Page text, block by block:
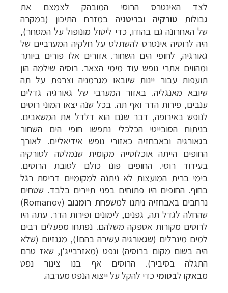
לצד
האינטרס הרוסי המובהק לצמצם את
גבולות טורקיה ובריטניה במזרח התיכון (במקרה
של האחרונה גם בהודו, כדי ליטול מונופול על המסחר),
היה לרוסיה אינטרס להשתלט על חלקיה המערביים של
גאורגיה, לחופי הים השחור. אזורים אלו פורים ביותר
ומהווים אתרי נופש עוד מימי הצאר. רוסיה שילמה הון
תועפות עבור יינות שיובאו מגרמניה וצרפת על תה
שיובא מאנגליה. באזור המערבי של גאורגיה גדלים
ענבים, פירות הדר ואף תה. בכל שנה יצאו המוני רוסים
לנופש באירופה, דבר שגם הוא דלדל את המשאבים.
בניתוח הסובייטי הכלכלי
נתפשו חופי הים השחור
בגאורגיה ובאבחזיה כאזורי נופש אידיאליים. לאורך
החופים הייתה אוכלוסייה מקומית שנמלטה לטורקיה
בעידוד רוסי. החופים פונו כולם לטובת הרוסים.
בימי ברית המועצות לא ניתנה למקומיים דריסת רגל
בחוף. החופים היו פתוחים בפני תיירים בלבד. שטחים
נרחבים באבחזיה ניתנו למשפחת רומנוב (
Romanov
)
שהחלה לגדל תה, גפנים, לימונים ופירות הדר. עתה היו
לרוסים מקורות אספקה משלהם. נפתחו מפעלים רבים
למים מינרלים (שגאורגיה עשירה בהם!), מגנזיום (שלא
היה בשום מקום ברוסיה) ונפט (מאזרבייג'ן, שאז טרם
התגלה בסיביר). הרוסים אף בנו צינור נפט
מבאקו לבטומיכדי להקל על ייצוא הנפט מערבה.